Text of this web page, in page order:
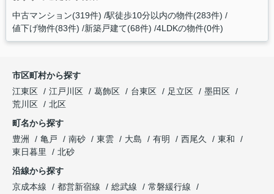
中古マンション(319件) 駅徒歩10分以内の物件(283件)
値下げ物件(83件) 新築戸建て(68件) 4LDKの物件(0件)
市区町村から探す
江東区
江戸川区 葛飾区 台東区 足立区
墨田区
荒川区
北区
町名から探す
豊洲
亀戸 南砂 東雲 大島 有明 西尾久
東和
東日暮里
北砂
沿線から探す
京成本線
都営新宿線 総武線
常磐緩行線